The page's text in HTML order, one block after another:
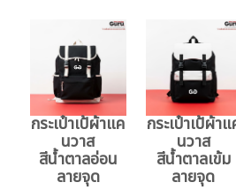
กระเป๋าเป้ผ้าแค
นวาส
สีน้ำตาลอ่อน
ลายจุด
กระเป๋าเป้ผ้า
นวาส
สีน้ำตาลเข้ม
ลายจุด